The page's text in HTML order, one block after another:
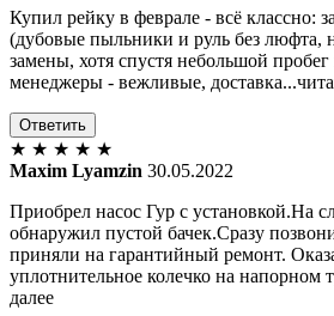
Купил рейку в феврале - всё классно:
(дубовые пыльники и руль без люфта,
замены, хотя спустя небольшой пробег
менеджеры - вежливые,
Ответить
★ ★ ★ ★ ★
Maxim Lyamzin 30.05.2022
Приобрел насос Гур с установкой.На
обнаружил пустой бачек.Сразу
приняли на гарантийный ремонт.
уплотнительное колечко на напорном
далее